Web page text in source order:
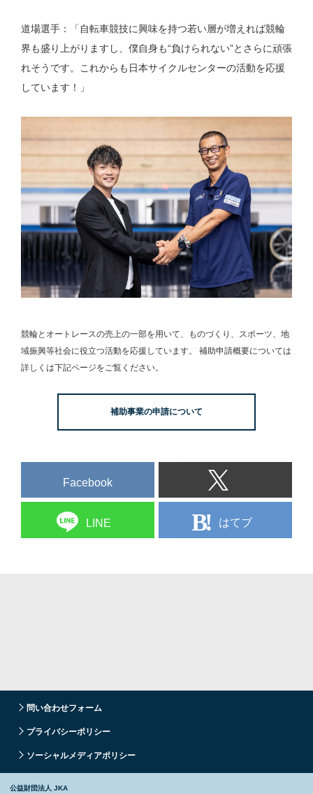
道場選手：「自転車競技に興味を持つ若い層が増えれば競輪
界も盛り上がりますし、僕自身も“負けられない”とさらに頑張
れそうです。これからも日本サイクルセンターの活動を応援
しています！」
競輪とオートレースの売上の一部を用いて、
ものづくり、スポーツ、地
域振興等社会に役立つ活動を応援しています。
補助申請概要については
詳しくは下記ページをご覧ください。
補助事業の申請について
Facebook
LINE はてブ
問い合わせフォーム
プライバシーポリシー
ソーシャルメディアポリシー
公益財団法人 JKA